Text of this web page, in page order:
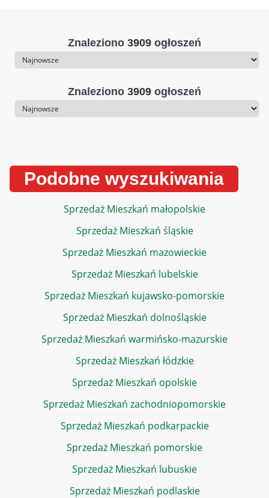
Znaleziono 3909 ogłoszeń
Sortowanie
Znaleziono 3909 ogłoszeń
Sortowanie
Podobne wyszukiwania
Sprzedaż Mieszkań małopolskie
Sprzedaż Mieszkań śląskie
Sprzedaż Mieszkań mazowieckie
Sprzedaż Mieszkań lubelskie
Sprzedaż Mieszkań kujawsko-pomorskie
Sprzedaż Mieszkań dolnośląskie
Sprzedaż Mieszkań warmińsko-mazurskie
Sprzedaż Mieszkań łódzkie
Sprzedaż Mieszkań opolskie
Sprzedaż Mieszkań zachodniopomorskie
Sprzedaż Mieszkań podkarpackie
Sprzedaż Mieszkań pomorskie
Sprzedaż Mieszkań lubuskie
Sprzedaż Mieszkań podlaskie